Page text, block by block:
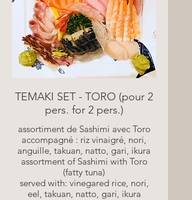
TEMAKI SET - TORO (pour 2
pers. for 2 pers.)
assortiment de Sashimi avec Toro
accompagné : riz vinaigré, nori,
anguille, takuan, natto, gari, ikura
assortment of Sashimi with Toro
(fatty tuna)
served with: vinegared rice, nori,
eel, takuan, natto, gari, ikura